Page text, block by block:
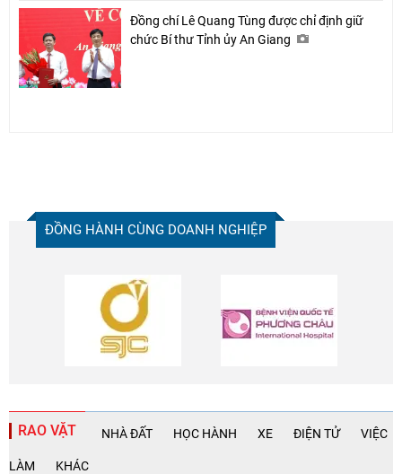
Đồng chí Lê Quang Tùng được chỉ định giữ
chức Bí thư Tỉnh ủy An Giang
ĐỒNG HÀNH CÙNG DOANH NGHIỆP
RAO VẶT NHÀ ĐẤT HỌC HÀNH XE ĐIỆN TỬ VIỆC
LÀM KHÁC